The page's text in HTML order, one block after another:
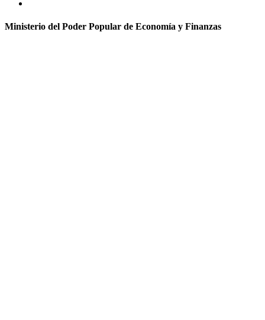
Ministerio del Poder Popular de Economía y Finanzas